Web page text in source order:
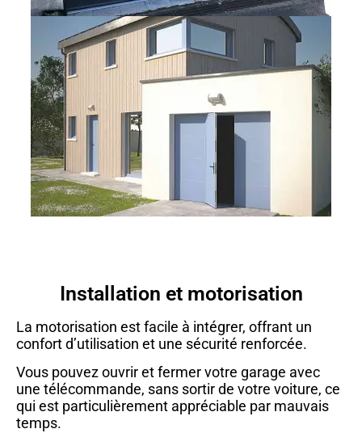
Installation et motorisation
La motorisation est facile à intégrer, offrant un
confort d’utilisation et une sécurité renforcée.
Vous pouvez ouvrir et fermer votre garage avec
une télécommande, sans sortir de votre voiture, ce
qui est particulièrement appréciable par mauvais
temps.